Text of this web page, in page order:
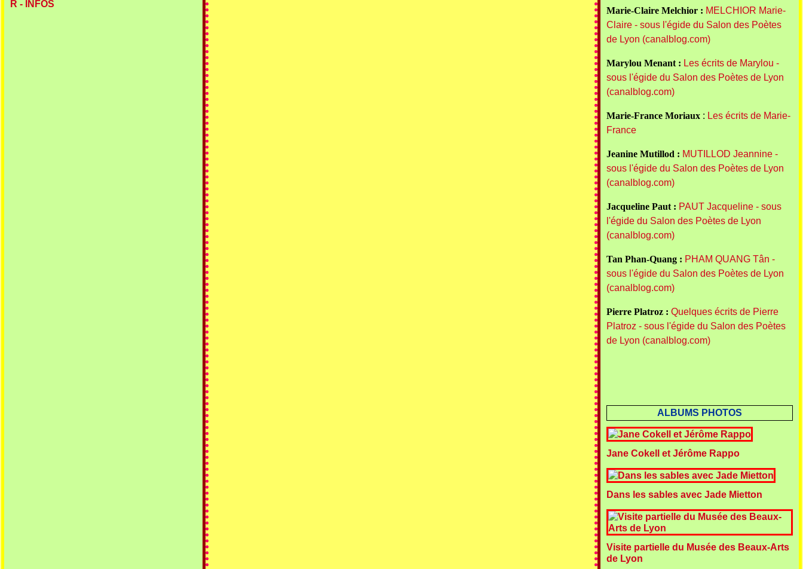
R - INFOS
Marie-Claire Melchior : MELCHIOR Marie-
Claire - sous l'égide du Salon des Poètes
de Lyon (canalblog.com)
Marylou Menant : Les écrits de Marylou -
sous l'égide du Salon des Poètes de Lyon
(canalblog.com)
Marie-France Moriaux: Les écrits de Marie-
France
Jeanine Mutillod : MUTILLOD Jeannine -
sous l'égide du Salon des Poètes de Lyon
(canalblog.com)
Jacqueline Paut : PAUT Jacqueline - sous
l'égide du Salon des Poètes de Lyon
(canalblog.com)
Tan Phan-Quang : PHAM QUANG Tân -
sous l'égide du Salon des Poètes de Lyon
(canalblog.com)
Pierre Platroz : Quelques écrits de Pierre
Platroz - sous l'égide du Salon des Poètes
de Lyon (canalblog.com)
ALBUMS PHOTOS
Jane Cokell et Jérôme Rappo
Dans les sables avec Jade Mietton
Visite partielle du Musée des Beaux-Arts
de Lyon